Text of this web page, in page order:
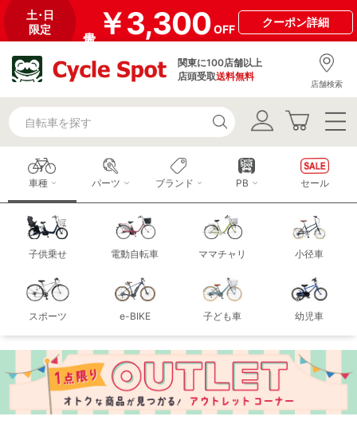
土･日
限定
￥3,300OFF
クーポン詳細
関東に100店舗以上
店頭受取送料無料
店舗検索
車種
子供乗せ 電動自転車 ママチャリ 小径車
スポーツ e-BIKE 子ども車 幼児車
パーツ ブランド PB セール